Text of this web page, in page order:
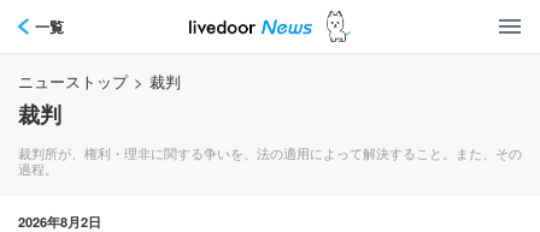
一覧
ニューストップ > 裁判
裁判
裁判所が、権利・理非に関する争いを、法の適用によって解決すること。また、その
過程。
2026年8月2日